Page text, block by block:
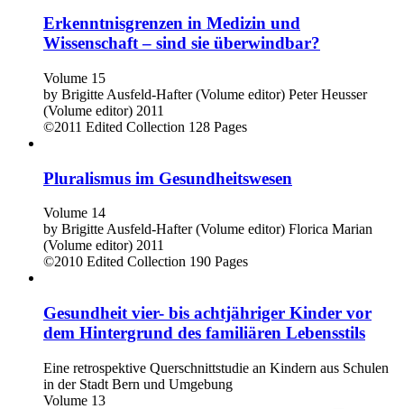
Erkenntnisgrenzen in Medizin und
Wissenschaft – sind sie überwindbar?
Volume 15
by Brigitte Ausfeld-Hafter (Volume editor) Peter Heusser
(Volume editor) 2011
©2011 Edited Collection 128 Pages
Pluralismus im Gesundheitswesen
Volume 14
by Brigitte Ausfeld-Hafter (Volume editor) Florica Marian
(Volume editor) 2011
©2010 Edited Collection 190 Pages
Gesundheit vier- bis achtjähriger Kinder vor
dem Hintergrund des familiären Lebensstils
Eine retrospektive Querschnittstudie an Kindern aus Schulen
in der Stadt Bern und Umgebung
Volume 13